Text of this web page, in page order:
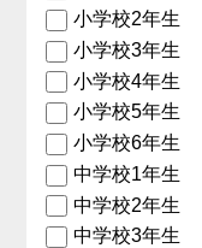
小学校2年生
小学校3年生
小学校4年生
小学校5年生
小学校6年生
中学校1年生
中学校2年生
中学校3年生